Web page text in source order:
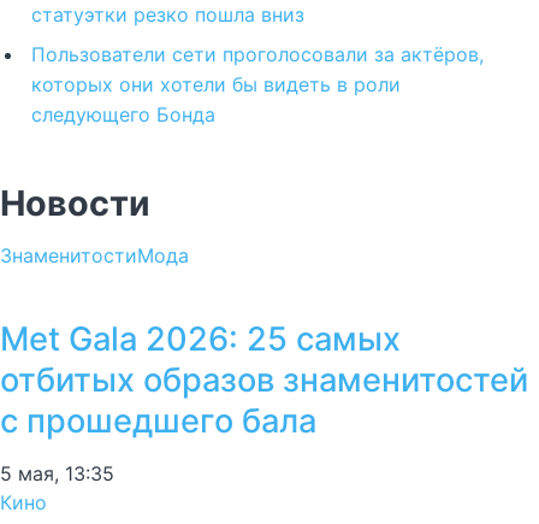
статуэтки резко пошла вниз
Пользователи сети проголосовали за актёров,
которых они хотели бы видеть в роли
следующего Бонда
Новости
ЗнаменитостиМода
Met Gala 2026: 25 самых
отбитых образов знаменитостей
с прошедшего бала
5 мая, 13:35
Кино